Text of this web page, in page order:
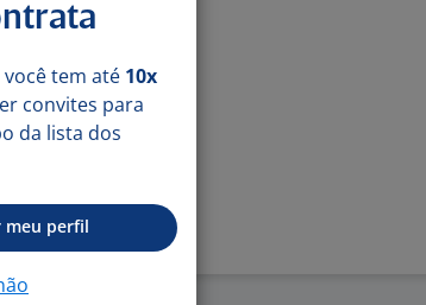
alimentação
transporte
tem até 10x
convites para
da lista dos
meu perfil